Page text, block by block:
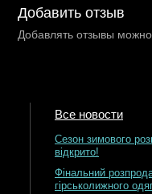
Добавить отзыв
Добавлять отзывы
Все новости
Сезон зимового
відкрито!
Фінальний
гірськолижного